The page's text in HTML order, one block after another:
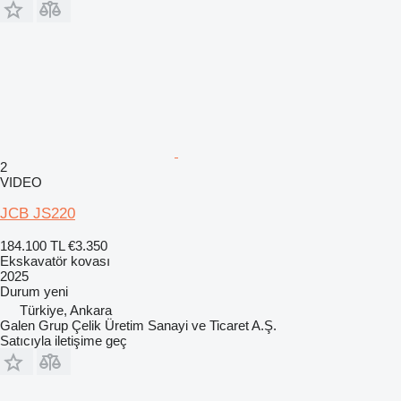
2
VIDEO
JCB JS220
184.100 TL €3.350
Ekskavatör kovası
2025
Durum yeni
Türkiye, Ankara
Galen Grup Çelik Üretim Sanayi ve Ticaret A.Ş.
Satıcıyla iletişime geç